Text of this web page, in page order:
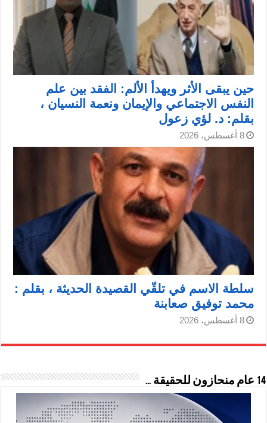
حين يبقى الأثر ويهدأ الألم: الفقد بين علم
النفس الاجتماعي والإيمان ونعمة النسيان ،
بقلم: د. لؤي زعول
8 أغسطس، 2026
سلطة الاسم في تلقّي القصيدة الحديثة ، بقلم :
محمد توفيق صعابنة
8 أغسطس، 2026
14 عام منحازون للحقيقة …